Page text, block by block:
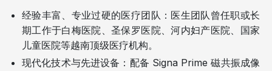
经验丰富、专业过硬的医疗团队：医生团队曾任职或长
期工作于白梅医院、圣保罗医院、河内妇产医院、国家
儿童医院等越南顶级医疗机构。
现代化技术与先进设备：配备 Signa Prime 磁共振成像